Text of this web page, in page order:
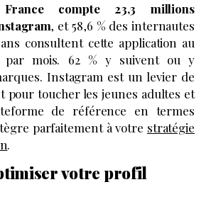
compte 23,3 millions
, et 58,6 % des internautes
consultent cette application au
par mois. 62 % y suivent ou y
Instagram est un levier de
pour toucher les jeunes adultes et
de référence en termes
parfaitement à votre stratégie
.
votre profil